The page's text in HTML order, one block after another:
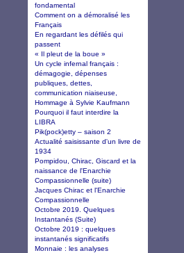
fondamental
Comment on a démoralisé les
Français
En regardant les défilés qui
passent
« Il pleut de la boue »
Un cycle infernal français :
démagogie, dépenses
publiques, dettes,
communication niaiseuse,
Hommage à Sylvie Kaufmann
Pourquoi il faut interdire la
LIBRA
Pik(pock)etty – saison 2
Actualité saisissante d'un livre de
1934
Pompidou, Chirac, Giscard et la
naissance de l'Enarchie
Compassionnelle (suite)
Jacques Chirac et l'Enarchie
Compassionnelle
Octobre 2019. Quelques
Instantanés (Suite)
Octobre 2019 : quelques
instantanés significatifs
Monnaie : les analyses